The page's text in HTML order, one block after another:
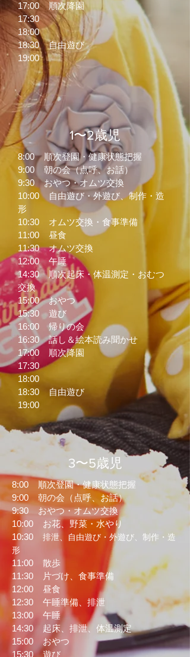
17:00 順次降園
17:30
18:00
18:30 自由遊び
19:00
1〜2歳児
8:00 順次登園・健康状態把握
9:00 朝の会（点呼、お話）
9:30 おやつ・オムツ交換
10:00 自由遊び・外遊び、制作・造
形
10:30 オムツ交換・食事準備
11:00 昼食
11:30 オムツ交換
12:00 午睡
14:30 順次起床・体温測定・おむつ
交換
15:00 おやつ
15:30 遊び
16:00 帰りの会
16:30 話し＆絵本読み聞かせ
17:00 順次降園
17:30
18:00
18:30 自由遊び
19:00
3〜5歳児
8:00 順次登園・健康状態把握
9:00 朝の会（点呼、お話）
9:30 おやつ・オムツ交換
10:00 お花、野菜・水やり
10:30 排泄、自由遊び・外遊び、制作・造
形
11:00 散歩
11:30 片づけ、食事準備
12:00 昼食
12:30 午睡準備、排泄
13:00 午睡
14:30 起床、排泄、体温測定
15:00 おやつ
15:30 遊び